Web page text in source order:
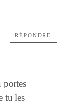
portes
tu les
RÉPONDRE